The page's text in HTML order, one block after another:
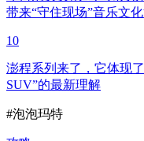
带来“守住现场”音乐文
10
澎程系列来了，它体现
SUV”的最新理解
#泡泡玛特